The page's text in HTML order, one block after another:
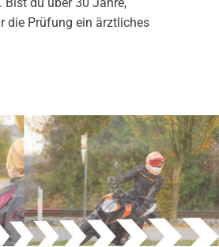
die Prüfung ein ärztliches